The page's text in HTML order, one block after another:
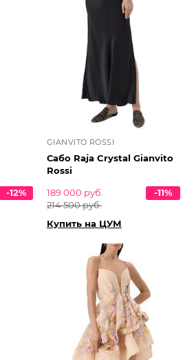
-12%
GIANVITO ROSSI
Сабо Raja Crystal Gianvito
Rossi
189 000 руб.
214 500 руб.
-11%
Купить на ЦУМ